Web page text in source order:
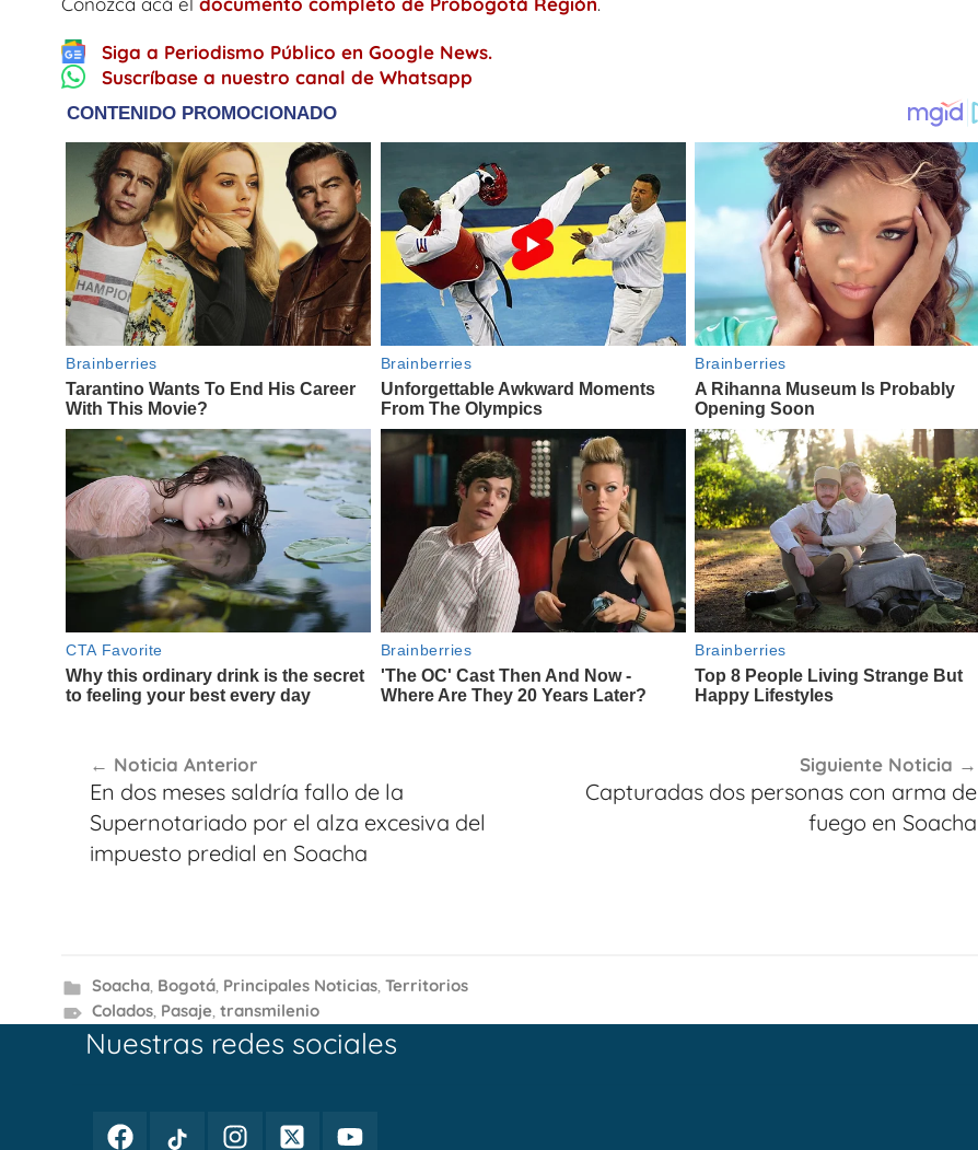
Siga a Periodismo Público en Google News.
Suscríbase a nuestro canal de Whatsapp
de
entradas
Noticia Anterior
En dos meses saldría fallo de la
Supernotariado por el alza excesiva del
impuesto predial en Soacha
Siguiente Noticia
Capturadas dos personas con arma de
fuego en Soacha
Soacha, Bogotá, Principales Noticias, Territorios
Colados, Pasaje, transmilenio
Nuestras redes sociales
FacebookTikTok
InstagramTwitterYoutube